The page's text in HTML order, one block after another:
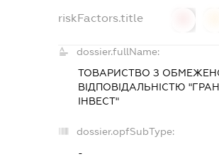
riskFactors.title
dossier.fullName:
ТОВАРИСТВО З
ВІДПОВІДАЛЬНІСТЮ
ІНВЕСТ"
dossier.opfSubType:
-